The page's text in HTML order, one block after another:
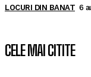
LOCURI DIN BANAT 6
CELE MAI CITITE